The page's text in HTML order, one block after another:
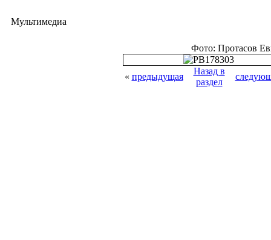
Мультимедиа
Фото: Протасов
« предыдущая
Назад в
раздел